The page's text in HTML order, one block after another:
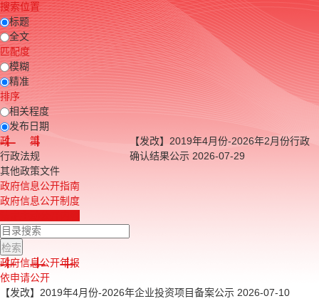
搜索位置
标题
全文
匹配度
模糊
精准
排序
相关程度
发布日期
政 策
行政法规
其他政策文件
政府信息公开指南
政府信息公开制度
政府信息公开年报
依申请公开
【发改】2019年4月份-2026年2月份行政
确认结果公示 2026-07-29
【发改】2019年4月份-2026年企业投资项目备案公示 2026-07-10